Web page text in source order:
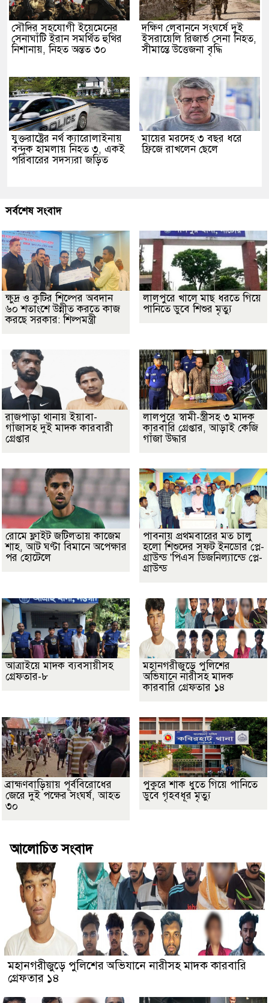
সৌদির সহযোগী ইয়েমেনের
সেনাঘাঁটি ইরান সমর্থিত হুথির
নিশানায়, নিহত অন্তত ৩০
দক্ষিণ লেবাননে সংঘর্ষে দুই
ইসরায়েলি রিজার্ভ সেনা নিহত,
সীমান্তে উত্তেজনা বৃদ্ধি
যুক্তরাষ্ট্রের নর্থ ক্যারোলাইনায়
বন্দুক হামলায় নিহত ৩, একই
পরিবারের সদস্যরা জড়িত
মায়ের মরদেহ ৩ বছর ধরে
ফ্রিজে রাখলেন ছেলে
সর্বশেষ সংবাদ
ক্ষুদ্র ও কুটির শিল্পের অবদান
৬০ শতাংশে উন্নীত করতে কাজ
করছে সরকার: শিল্পমন্ত্রী
লালপুরে খালে মাছ ধরতে গিয়ে
পানিতে ডুবে শিশুর মৃত্যু
রাজপাড়া থানায় ইয়াবা-
গাঁজাসহ দুই মাদক কারবারী
গ্রেপ্তার
লালপুরে স্বামী-স্ত্রীসহ ৩ মাদক
কারবারি গ্রেপ্তার, আড়াই কেজি
গাঁজা উদ্ধার
রোমে ফ্লাইট জটিলতায় কাজেম
শাহ, আট ঘণ্টা বিমানে অপেক্ষার
পর হোটেলে
পাবনায় প্রথমবারের মত চালু
হলো শিশুদের সফট ইনডোর প্লে-
গ্রাউন্ড 'পিএস ডিজনিল্যান্ডে প্লে-
গ্রাউন্ড
আত্রাইয়ে মাদক ব্যবসায়ীসহ
গ্রেফতার-৮
মহানগরীজুড়ে পুলিশের
অভিযানে নারীসহ মাদক
কারবারি গ্রেফতার ১৪
ব্রাহ্মণবাড়িয়ায় পূর্ববিরোধের
জেরে দুই পক্ষের সংঘর্ষ, আহত
৩০
পুকুরে শাক ধুতে গিয়ে পানিতে
ডুবে গৃহবধূর মৃত্যু
আলোচিত সংবাদ
মহানগরীজুড়ে পুলিশের অভিযানে নারীসহ মাদক কারবারি
গ্রেফতার ১৪